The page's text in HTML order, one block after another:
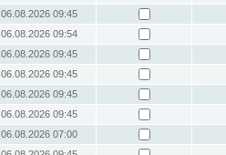
06.08.2026 09:45
06.08.2026 09:54
06.08.2026 09:45
06.08.2026 09:45
06.08.2026 09:45
06.08.2026 09:45
06.08.2026 07:00